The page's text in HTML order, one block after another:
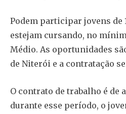
Podem participar jovens de
estejam cursando, no
Médio. As oportunidades
de Niterói e a contratação
O contrato de trabalho é de
durante esse período, o